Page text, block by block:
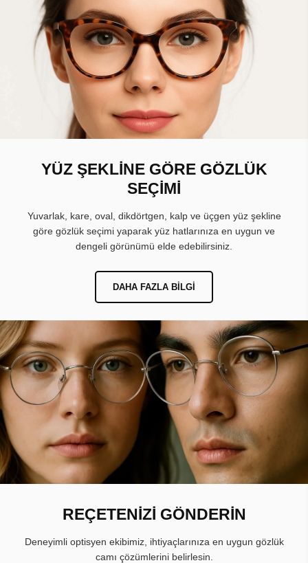
YÜZ ŞEKLİNE GÖRE GÖZLÜK
SEÇİMİ
Yuvarlak, kare, oval, dikdörtgen, kalp ve üçgen yüz şekline
göre gözlük seçimi yaparak yüz hatlarınıza en uygun ve
dengeli görünümü elde edebilirsiniz.
DAHA FAZLA BILGI
REÇETENİZİ GÖNDERİN
Deneyimli optisyen ekibimiz, ihtiyaçlarınıza en uygun gözlük
camı çözümlerini belirlesin.